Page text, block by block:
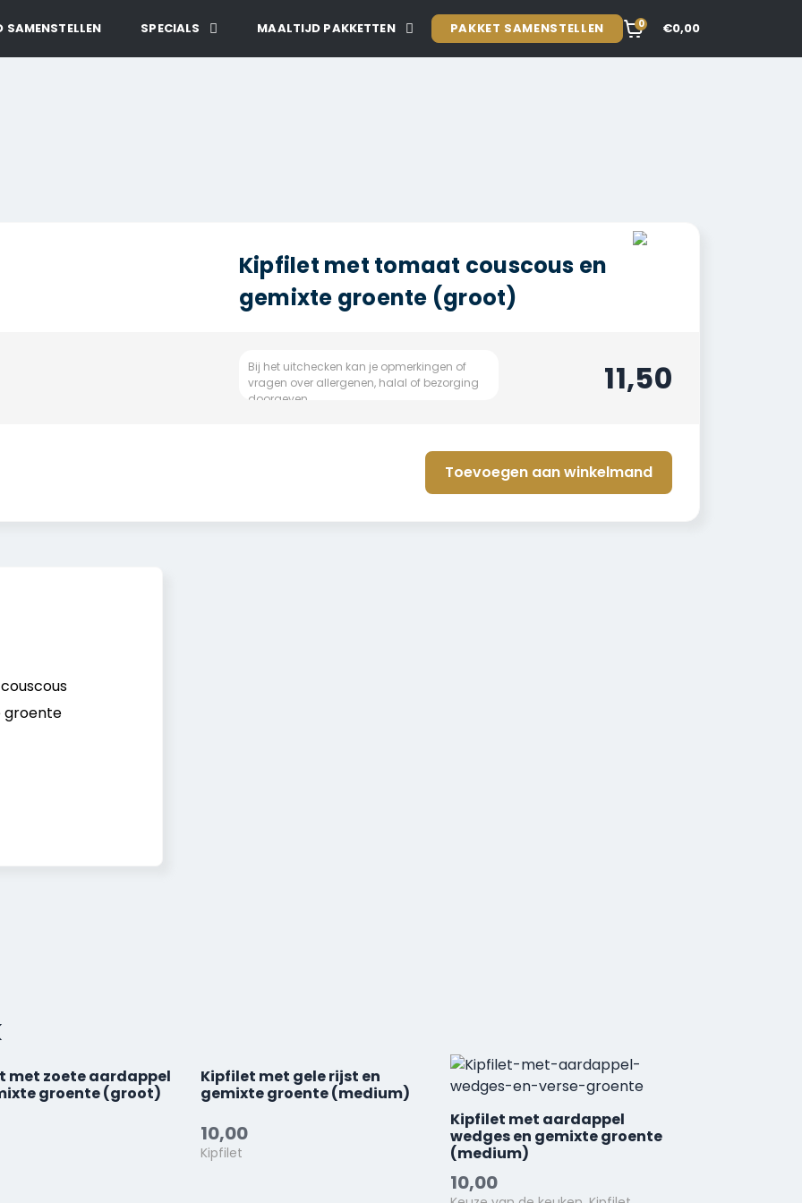
SPECIALS MAALTIJD PAKKETTEN PAKKET SAMENSTELLEN 0 €0,00
Kipfilet met tomaat couscous en
gemixte groente (groot)
11,50
Toevoegen aan winkelmand
groente
met zoete aardappel
groente (groot)
Kipfilet met gele rijst en
gemixte groente (medium)
10,00
Kipfilet
Kipfilet met aardappel
wedges en gemixte groente
(medium)
10,00